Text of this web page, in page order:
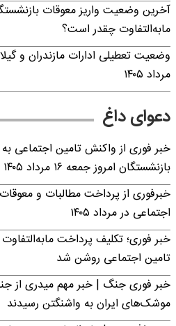
آخرین وضعیت واریز معوقات
مابه‌التفاوت چقدر است؟
مرداد ۱۴۰۵
دعوای داغ
خبر فوری از واکنش تامین اجتماعی
بازنشستگان امروز جمعه ۱۶ مرداد ۱۴۰۵
خبرفوری از پرداخت مطالبات و
اجتماعی در مرداد ۱۴۰۵
خبر فوری؛ تکلیف پرداخت
تامین اجتماعی روشن شد
خبر فوری جنگ | خبر مهم میدری از
موشک‌های ایران به واشنگتن رسیدند